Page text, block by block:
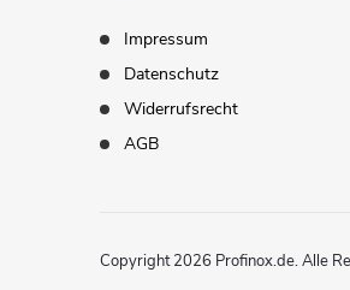
Impressum
Datenschutz
Widerrufsrecht
AGB
Copyright 2026 Profinox.de. Alle